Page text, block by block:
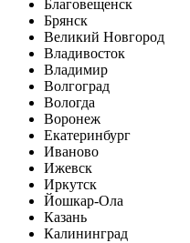
Благовещенск
Брянск
Великий Новгород
Владивосток
Владимир
Волгоград
Вологда
Воронеж
Екатеринбург
Иваново
Ижевск
Иркутск
Йошкар-Ола
Казань
Калининград